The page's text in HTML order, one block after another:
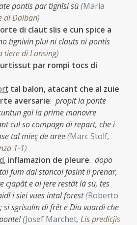
pontis par tignîsi sù(Maria
di Dalban)
di claut slis e cun spice a
tignivin plui ni clauts ni pontis
tiere di Lansing)
par rompi tocs di
tal balon, atacant che al zuie
aversarie: propit la ponte
gol la prime manovre
cul so compagn di repart, che i
tal mieç de aree(Marc Stolf,
1-1)
inflamazion de pleure: dopo
fum dal stancol fasint il prenar,
cjapât e al jere restât là sù, tes
i siei vues intal forest(Roberto
;si sgrisulin di frêt e Diu vuardi che
(Josef Marchet, Lis predicjis